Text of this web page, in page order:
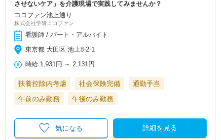
させないケア」を介護現場で実践してみませんか？
ココファン池上通り
株式会社学研ココファン
看護師 / パート・アルバイト
東京都 大田区 池上8-2-1
時給 1,931円 ～ 2,131円
扶養控除内考慮 社会保険完備
通勤手当
午前のみ勤務
午後のみ勤務
詳細を見る
気になる